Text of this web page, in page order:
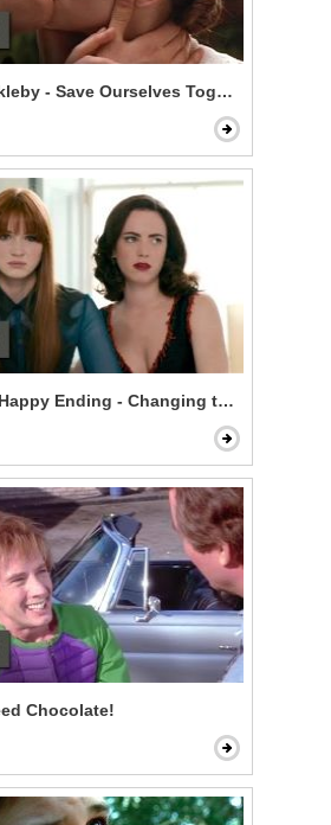
- Save Ourselves Together
Ending - Changing the Ending
Chocolate!